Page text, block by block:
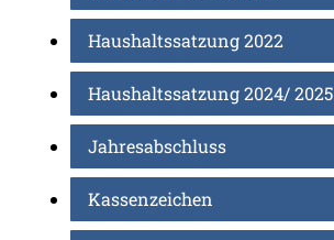
Haushaltssatzung 2022
Haushaltssatzung 2024/ 2025
Jahresabschluss
Kassenzeichen